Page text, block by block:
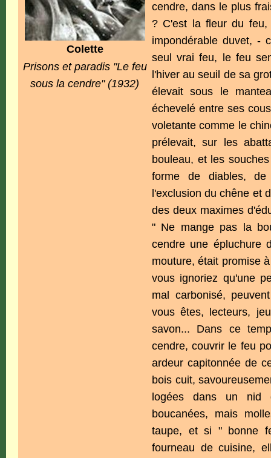
Colette
Prisons et paradis "Le feu
sous la cendre" (1932)
cendre, dans le plus
? C'est la fleur du feu,
impondérable duvet, -
seul vrai feu, le feu
l'hiver au seuil de sa
élevait sous le
échevelé entre ses
voletante comme le
prélevait, sur les
bouleau, et les
forme de diables, de
l'exclusion du chêne et
des deux maximes
" Ne mange pas la
cendre une épluchure
mouture, était promise
vous ignoriez qu'une
mal carbonisé,
vous êtes, lecteurs,
savon... Dans ce
cendre, couvrir le feu
ardeur capitonnée de
bois cuit,
logées dans un nid
boucanées, mais
taupe, et si " bonne
fourneau de cuisine,